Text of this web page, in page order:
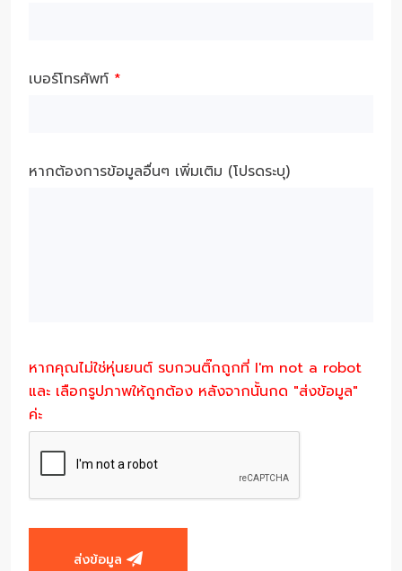
เบอร์โทรศัพท์ *
หากต้องการข้อมูลอื่นๆ เพิ่มเติม (โปรดระบุ)
หากคุณไม่ใช่หุ่นยนต์ รบกวนติ๊กถูกที่ I'm not a robot
และ เลือกรูปภาพให้ถูกต้อง หลังจากนั้นกด "ส่งข้อมูล"
ค่ะ
ส่งข้อมูล